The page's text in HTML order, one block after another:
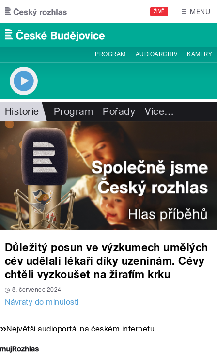
Přejít k hlavnímu obsahu
ŽIVĚ MENU
PROGRAM AUDIOARCHIV KAMERY
Historie Program Pořady Více…
Důležitý posun ve výzkumech umělých
cév udělali lékaři díky uzeninám. Cévy
chtěli vyzkoušet na žirafím krku
8. červenec 2024
Návraty do minulosti
Největší audioportál na českém internetu